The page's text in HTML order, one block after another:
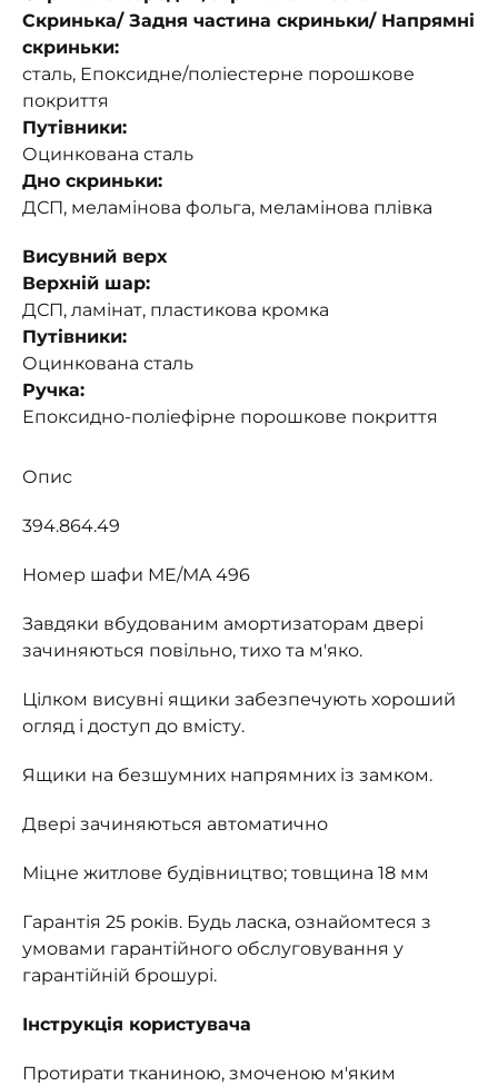
Скринька/ Задня частина скриньки/ Напрямні
скриньки:
сталь, Епоксидне/поліестерне порошкове
покриття
Путівники:
Оцинкована сталь
Дно скриньки:
ДСП, меламінова фольга, меламінова плівка
Висувний верх
Верхній шар:
ДСП, ламінат, пластикова кромка
Путівники:
Оцинкована сталь
Ручка:
Епоксидно-поліефірне порошкове покриття
Опис
394.864.49
Номер шафи ME/MA 496
Завдяки вбудованим амортизаторам двері
зачиняються повільно, тихо та м'яко.
Цілком висувні ящики забезпечують хороший
огляд і доступ до вмісту.
Ящики на безшумних напрямних із замком.
Двері зачиняються автоматично
Міцне житлове будівництво; товщина 18 мм
Гарантія 25 років. Будь ласка, ознайомтеся з
умовами гарантійного обслуговування у
гарантійній брошурі.
Інструкція користувача
Протирати тканиною, змоченою м'яким